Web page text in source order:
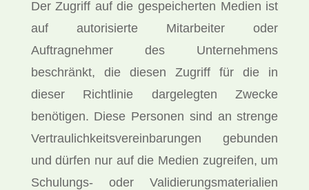
Der Zugriff auf die gespeicherten Medien ist
auf autorisierte Mitarbeiter oder
Auftragnehmer des Unternehmens
beschränkt, die diesen Zugriff für die in
dieser Richtlinie dargelegten Zwecke
benötigen. Diese Personen sind an strenge
Vertraulichkeitsvereinbarungen gebunden
und dürfen nur auf die Medien zugreifen, um
Schulungs- oder Validierungsmaterialien